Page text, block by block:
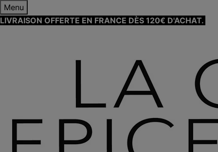
Menu
LIVRAISON OFFERTE EN FRANCE DÈS 120€ D'ACHAT.